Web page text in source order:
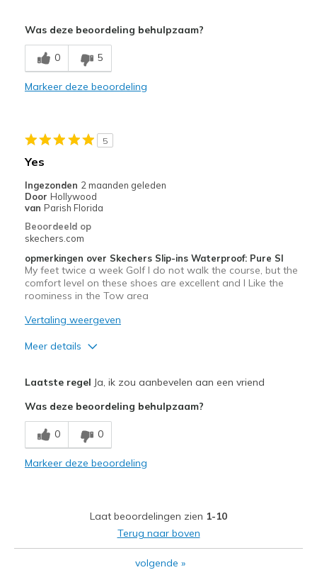
Beste toepassingen
Casual Wear
Was deze beoordeling behulpzaam?
0 5
Markeer deze beoordeling
5
Yes
Ingezonden 2 maanden geleden
Door Hollywood
van Parish Florida
Beoordeeld op
skechers.com
opmerkingen over Skechers Slip-ins Waterproof: Pure SI
My feet twice a week Golf I do not walk the course, but the
comfort level on these shoes are excellent and I Like the
roominess in the Tow area
Vertaling weergeven
Meer details
Beste toepassingen
Casual Wear
Laatste regel Ja, ik zou aanbevelen aan een vriend
Was deze beoordeling behulpzaam?
0 0
Markeer deze beoordeling
Laat beoordelingen zien 1-10
Terug naar boven
volgende »